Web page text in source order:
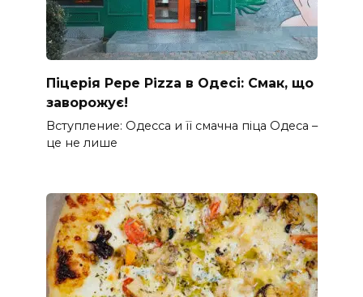
Піцерія Pepe Pizza в Одесі: Смак, що
заворожує!
Вступление: Одесса и її смачна піца Одеса –
це не лише